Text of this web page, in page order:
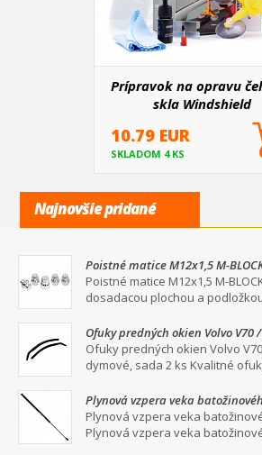
Prípravok na opravu
skla Windshield
10.79 EUR
SKLADOM 4 KS
Najnovšie pridané
Poistné matice M12x1,5 M-
dosadacou plochou a
Poistné matice M12x1,5 M-
dosadacou plochou a
Ofuky predných okien Volvo V70 /
dymové, sada 2 ks
Ofuky predných okien Volvo V70
dymové, sada 2 ks Kvalitné
Plynová vzpera veka
Plynová vzpera veka
Plynová vzpera veka